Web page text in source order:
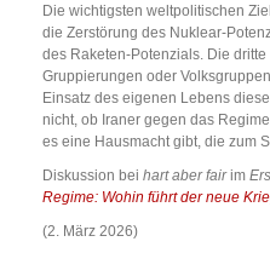
Die wichtigsten weltpolitischen
die Zerstörung des Nuklear-
des Raketen-Potenzials. Die dritte
Gruppierungen oder
Einsatz des eigenen Lebens
nicht, ob Iraner gegen das
es eine Hausmacht gibt, die zum
Diskussion bei hart aber fairim
Regime: Wohin führt der neue
(2. März 2026)